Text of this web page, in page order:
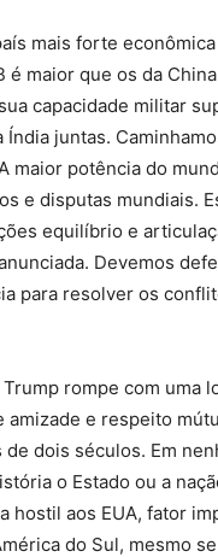
mais forte
é maior que os da
capacidade militar
Índia juntas.
maior potência do
e disputas mundiais.
equilíbrio e
Devemos
para resolver os
rompe com uma
amizade e respeito
dois séculos. Em
o Estado ou a
hostil aos EUA, fator
do Sul, mesmo se